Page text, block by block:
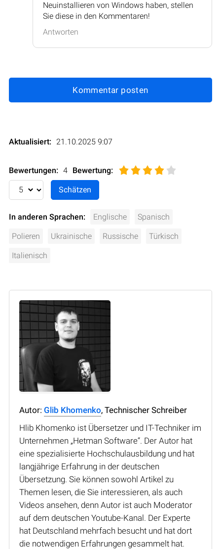
Neuinstallieren von Windows haben, stellen
Sie diese in den Kommentaren!
Antworten
Kommentar posten
Aktualisiert: 21.10.2025 9:07
Bewertungen: 4 Bewertung:
In anderen Sprachen: Englische Spanisch
Polieren Ukrainische Russische Türkisch
Italienisch
Autor: Glib Khomenko, Technischer Schreiber
Hlib Khomenko ist Übersetzer und IT-Techniker im
Unternehmen „Hetman Software“. Der Autor hat
eine spezialisierte Hochschulausbildung und hat
langjährige Erfahrung in der deutschen
Übersetzung. Sie können sowohl Artikel zu
Themen lesen, die Sie interessieren, als auch
Videos ansehen, denn Autor ist auch Moderator
auf dem deutschen Youtube-Kanal. Der Experte
hat Deutschland mehrfach besucht und hat dort
die notwendigen Erfahrungen gesammelt hat.